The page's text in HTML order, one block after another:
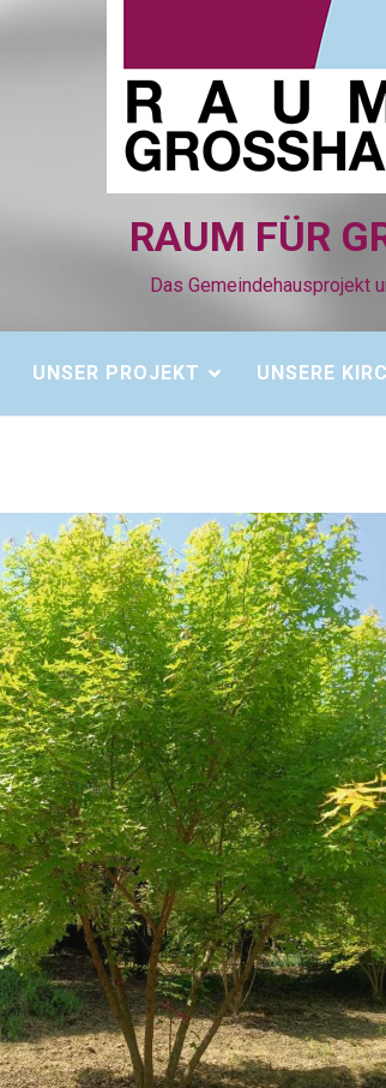
RAUM FÜR
Das Gemeindehausprojekt
UNSER PROJEKT UNSERE